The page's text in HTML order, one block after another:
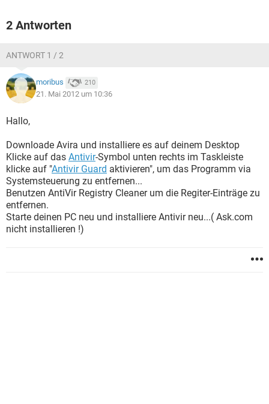
2 Antworten
ANTWORT 1 / 2
moribus 210
21. Mai 2012 um 10:36
Hallo,
Downloade Avira und installiere es auf deinem Desktop
Klicke auf das Antivir-Symbol unten rechts im Taskleiste
klicke auf "Antivir Guard aktivieren", um das Programm via
Systemsteuerung zu entfernen...
Benutzen AntiVir Registry Cleaner um die Regiter-Einträge zu
entfernen.
Starte deinen PC neu und installiere Antivir neu...( Ask.com
nicht installieren !)